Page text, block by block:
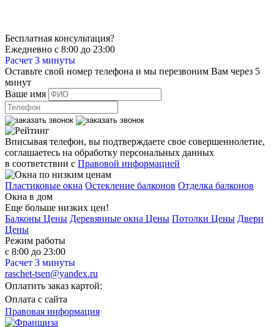
Бесплатная консультация?
Ежедневно с 8:00 до 23:00
Расчет 3 минуты
Оставьте свой номер телефона и мы перезвоним Вам через 5
минут
Ваше имя
Вписывая телефон, вы подтверждаете свое совершеннолетие,
соглашаетесь на обработку персональных данных
в соответствии с Правовой информацией
Пластиковые окна Остекление балконов Отделка балконов
Окна в дом
Еще больше низких цен!
Балконы Цены Деревянные окна Цены Потолки Цены Двери
Цены
Режим работы
с 8:00 до 23:00
Расчет 3 минуты
raschet-tsen@yandex.ru
Оплатить заказ картой:
Оплата с сайта
Правовая информация